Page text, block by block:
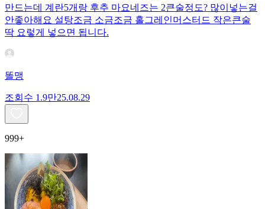
만드는데 계란5개랑 후추 마요네즈는 2큰술정도? 많이넣는걸
안좋아해요 설탕조금 소금조금 홀그레인머스터드 작은큰술
딱 요렇게 넣으면 됩니다.
똘맹
조회수 1.9만25.08.29
999+